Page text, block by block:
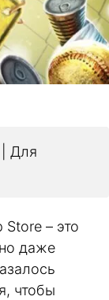
| Для
– это
даже
чтобы